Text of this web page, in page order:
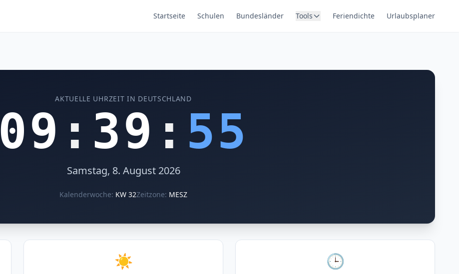
Startseite Schulen Bundesländer Tools Feriendichte Urlaubsplaner
AKTUELLE UHRZEIT IN DEUTSCHLAND
09 : 39 : 55
Samstag, 8. August 2026
Kalenderwoche: KW 32Zeitzone: MESZ
☀️ 🕒